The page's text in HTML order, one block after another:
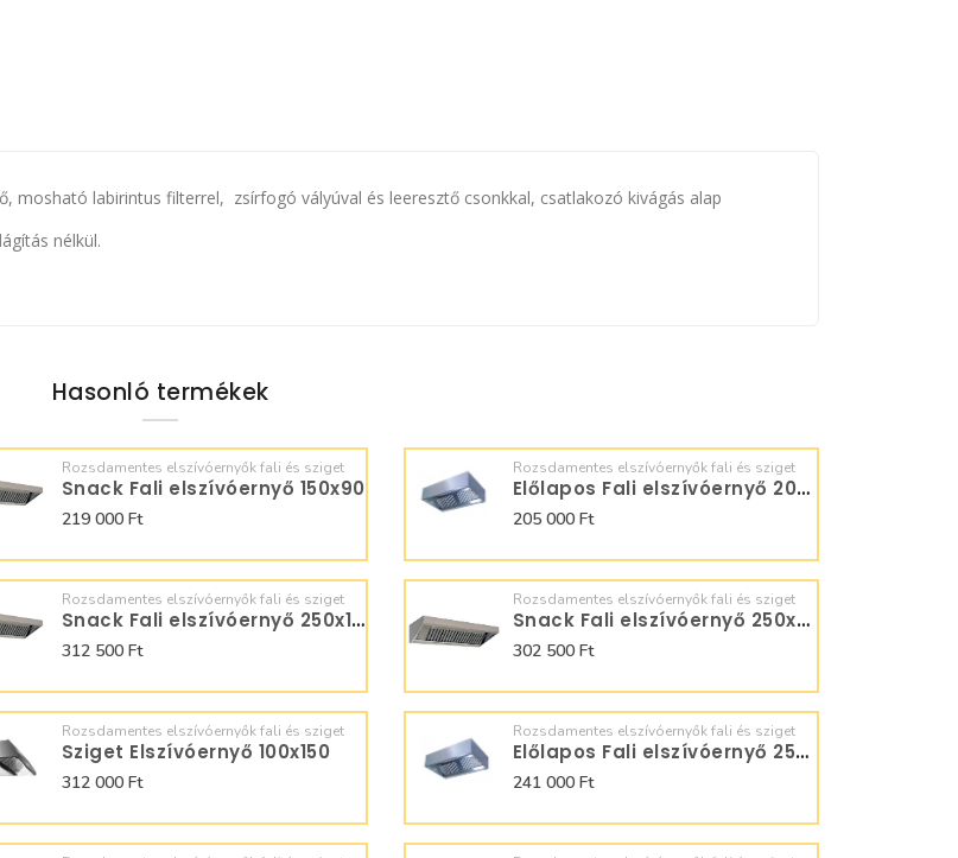
mosható labirintus filterrel, zsírfogó vályúval és leeresztő csonkkal, csatlakozó kivágás alap
nélkül.
Hasonló termékek
Rozsdamentes elszívóernyők fali és sziget
Snack Fali elszívóernyő 150x90
219 000 Ft
Rozsdamentes elszívóernyők fali és sziget
Előlapos Fali elszívóernyő 200x70
205 000 Ft
Rozsdamentes elszívóernyők fali és sziget
Snack Fali elszívóernyő 250x100
312 500 Ft
Rozsdamentes elszívóernyők fali és sziget
Snack Fali elszívóernyő 250x90
302 500 Ft
Rozsdamentes elszívóernyők fali és sziget
Sziget Elszívóernyő 100x150
312 000 Ft
Rozsdamentes elszívóernyők fali és sziget
Előlapos Fali elszívóernyő 250x70
241 000 Ft